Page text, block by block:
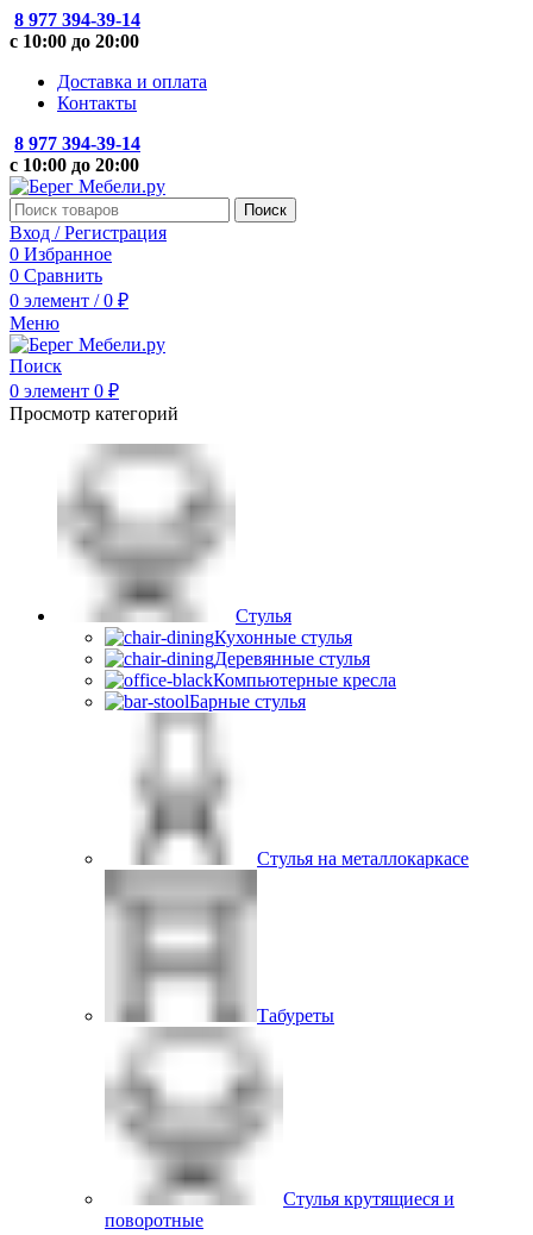
8 977 394-39-14
с 10:00 до 20:00
Доставка и оплата
Контакты
8 977 394-39-14
с 10:00 до 20:00
Поиск
Вход / Регистрация
0 Избранное
0 Сравнить
0 элемент / 0 ₽
Меню
Поиск
0 элемент 0 ₽
Просмотр категорий
Стулья
Кухонные стулья
Деревянные стулья
Компьютерные кресла
Барные стулья
Стулья на металлокаркасе
Табуреты
Стулья крутящиеся и
поворотные